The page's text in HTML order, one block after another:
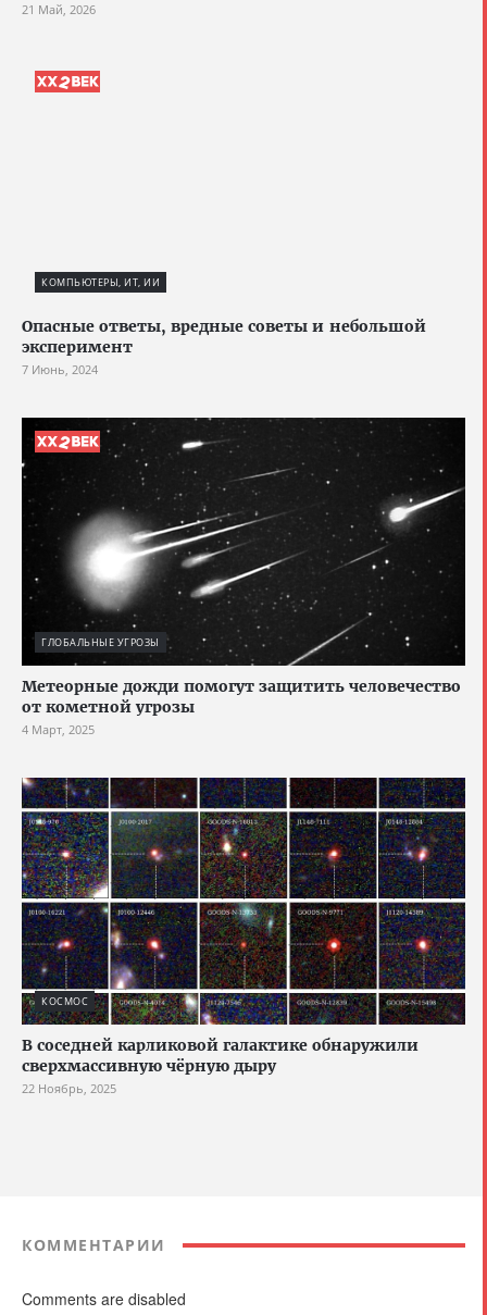
21 Май, 2026
КОМПЬЮТЕРЫ, ИТ, ИИ
Опасные ответы, вредные советы и небольшой
эксперимент
7 Июнь, 2024
ГЛОБАЛЬНЫЕ УГРОЗЫ
Метеорные дожди помогут защитить человечество
от кометной угрозы
4 Март, 2025
КОСМОС
В соседней карликовой галактике обнаружили
сверхмассивную чёрную дыру
22 Ноябрь, 2025
КОММЕНТАРИИ
Comments are disabled